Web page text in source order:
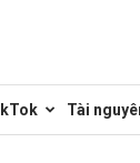
Tài